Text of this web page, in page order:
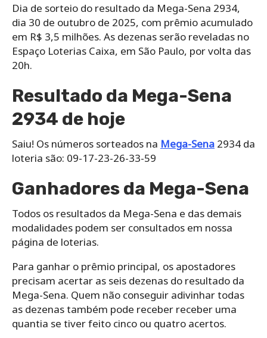
Dia de sorteio do resultado da Mega-Sena 2934,
dia 30 de outubro de 2025, com prêmio acumulado
em R$ 3,5 milhões. As dezenas serão reveladas no
Espaço Loterias Caixa, em São Paulo, por volta das
20h.
Resultado da Mega-Sena
2934 de hoje
Saiu! Os números sorteados na Mega-Sena 2934 da
loteria são: 09-17-23-26-33-59
Ganhadores da Mega-Sena
Todos os resultados da Mega-Sena e das demais
modalidades podem ser consultados em nossa
página de loterias.
Para ganhar o prêmio principal, os apostadores
precisam acertar as seis dezenas do resultado da
Mega-Sena. Quem não conseguir adivinhar todas
as dezenas também pode receber receber uma
quantia se tiver feito cinco ou quatro acertos.